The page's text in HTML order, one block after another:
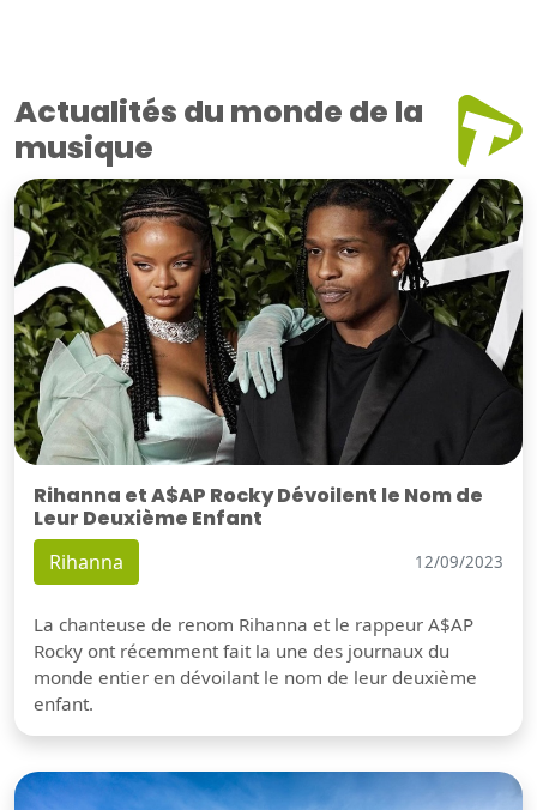
Actualités du monde de la
musique
Rihanna et A$AP Rocky Dévoilent le Nom de
Leur Deuxième Enfant
Rihanna 12/09/2023
La chanteuse de renom Rihanna et le rappeur A$AP
Rocky ont récemment fait la une des journaux du
monde entier en dévoilant le nom de leur deuxième
enfant.